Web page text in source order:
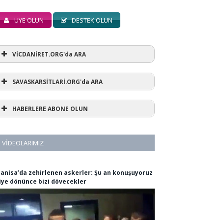
ÜYE OLUN DESTEK OLUN
VİCDANİRET.ORG'da ARA
SAVASKARSİTLARİ.ORG'da ARA
HABERLERE ABONE OLUN
VIDEOLARIMIZ
zehirlenen askerler: Şu an konuşuyoruz
dönünce bizi dövecekler